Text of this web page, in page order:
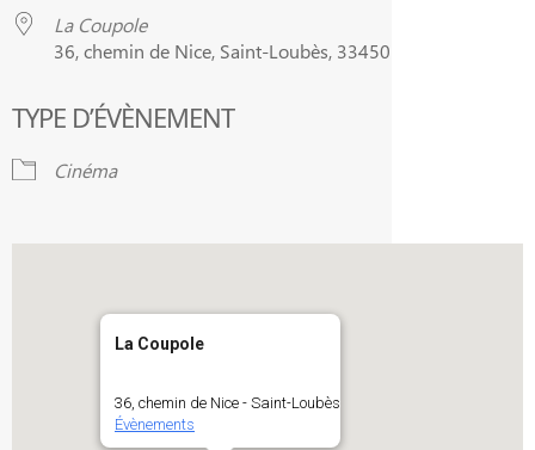
La Coupole
36, chemin de Nice, Saint-Loubès, 33450
TYPE D’ÉVÈNEMENT
Cinéma
La Coupole
36, chemin de Nice - Saint-Loubès
Évènements